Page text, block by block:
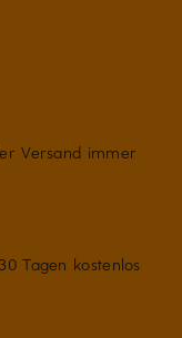
Versand immer
Tagen kostenlos